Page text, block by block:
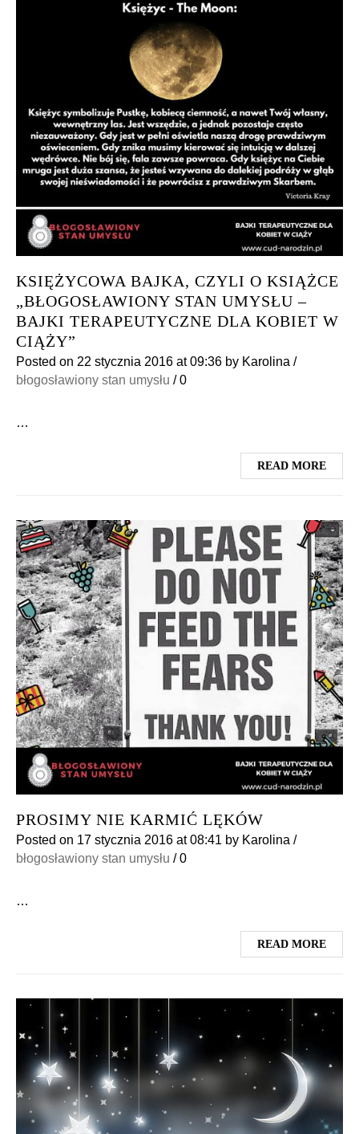
KSIĘŻYCOWA BAJKA, CZYLI O KSIĄŻCE
„BŁOGOSŁAWIONY STAN UMYSŁU –
BAJKI TERAPEUTYCZNE DLA KOBIET W
CIĄŻY”
Posted on 22 stycznia 2016 at 09:36 by Karolina /
błogosławiony stan umysłu /0
…
READ MORE
PROSIMY NIE KARMIĆ LĘKÓW
Posted on 17 stycznia 2016 at 08:41 by Karolina /
błogosławiony stan umysłu /0
…
READ MORE